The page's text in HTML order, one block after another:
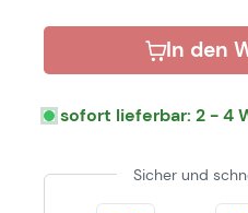
In den
sofort lieferbar: 2 - 4
Sicher und